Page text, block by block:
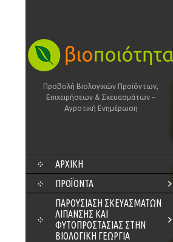
Προβολή Βιολογικών Προϊόντων,
Επιχειρήσεων & Σκευασμάτων –
Αγροτική Ενημέρωση
SKIP
CONTENT
ΑΡΧΙΚΗ
ΠΡΟΪΌΝΤΑ
ΠΑΡΟΥΣΊΑΣΗ ΣΚΕΥΑΣΜΆΤΩΝ
ΛΊΠΑΝΣΗΣ ΚΑΙ
ΦΥΤΟΠΡΟΣΤΑΣΊΑΣ ΣΤΗΝ
ΒΙΟΛΟΓΙΚΉ ΓΕΩΡΓΊΑ